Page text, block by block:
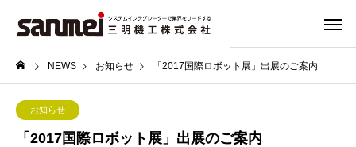
NEWS お知らせ 「2017国際ロボット展」出展のご案内
お知らせ
「2017国際ロボット展」出展のご案内